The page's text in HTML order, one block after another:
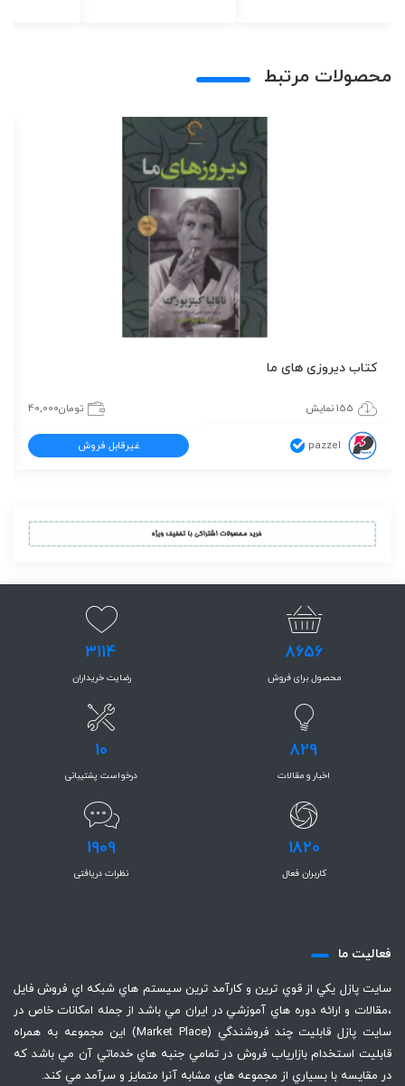
محصولات مرتبط
کتاب دیروزی های ما
155 نمایش تومان40,000
pazzel غیرقابل فروش
8656
محصول برای فروش
3114
رضایت خریداران
829
اخبار و مقالات
10
درخواست پشتیبانی
1820
کاربران فعال
1909
نظرات دریافتی
فعاليت ما
سايت پازل يكي از قوي ترين و كارآمد ترين سيستم هاي شبكه اي فروش فايل
،‌مقالات و ارائه دوره هاي آموزشي در ايران مي باشد از جمله امكانات خاص در
سايت پازل قابليت چند فروشندگي (Market Place) اين مجموعه به همراه
قابليت استخدام بازارياب فروش در تمامي جنبه هاي خدماتي آن مي باشد كه
در مقايسه با بسياري از مجموعه هاي مشابه آنرا متمايز و سرآمد مي كند.